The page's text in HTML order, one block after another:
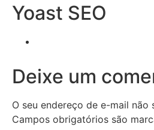
Yoast SEO
Deixe um
O seu endereço de e-mail não
Campos obrigatórios são